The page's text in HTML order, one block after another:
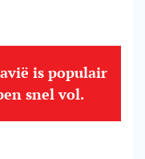
is populair
snel vol.